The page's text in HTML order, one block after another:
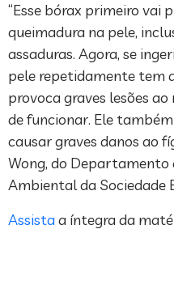
“Esse bórax primeiro vai
queimadura na pele,
assaduras. Agora, se
pele repetidamente tem
provoca graves lesões
de funcionar. Ele
causar graves danos ao
Wong, do Departamento
Ambiental da Sociedade
Assista a íntegra da